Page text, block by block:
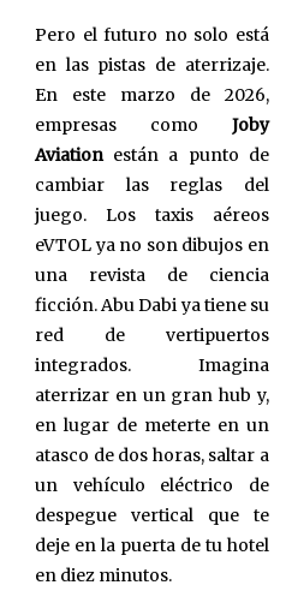
Pero el futuro no solo está
en las pistas de aterrizaje.
En este marzo de 2026,
empresas como Joby
Aviationestán a punto de
cambiar las reglas del
juego. Los taxis aéreos
eVTOL ya no son dibujos en
una revista de ciencia
ficción. Abu Dabi ya tiene su
red de vertipuertos
integrados. Imagina
aterrizar en un gran hub y,
en lugar de meterte en un
atasco de dos horas, saltar a
un vehículo eléctrico de
despegue vertical que te
deje en la puerta de tu hotel
en diez minutos.